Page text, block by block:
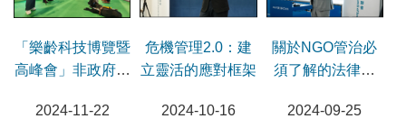
「樂齡科技博覽暨
高峰會」非政府機
2024-11-22
危機管理2.0：建
立靈活的應對框架
2024-10-16
關於NGO管治必
須了解的法律事
名捐款
2024-09-25